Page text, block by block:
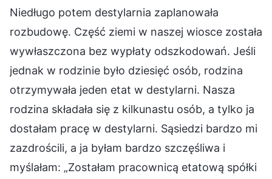
Niedługo potem destylarnia zaplanowała
rozbudowę. Część ziemi w naszej wiosce została
wywłaszczona bez wypłaty odszkodowań. Jeśli
jednak w rodzinie było dziesięć osób, rodzina
otrzymywała jeden etat w destylarni. Nasza
rodzina składała się z kilkunastu osób, a tylko ja
dostałam pracę w destylarni. Sąsiedzi bardzo mi
zazdrościli, a ja byłam bardzo szczęśliwa i
myślałam: „Zostałam pracownicą etatową spółki